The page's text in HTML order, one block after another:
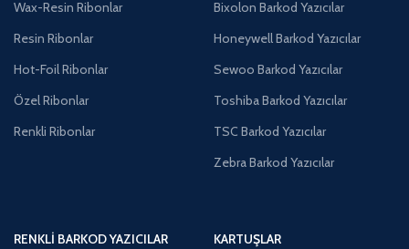
Wax-Resin Ribonlar
Resin Ribonlar
Hot-Foil Ribonlar
Özel Ribonlar
Renkli Ribonlar
Bixolon Barkod Yazıcılar
Honeywell Barkod Yazıcılar
Sewoo Barkod Yazıcılar
Toshiba Barkod Yazıcılar
TSC Barkod Yazıcılar
Zebra Barkod Yazıcılar
RENKLI BARKOD YAZICILAR
KARTUŞLAR